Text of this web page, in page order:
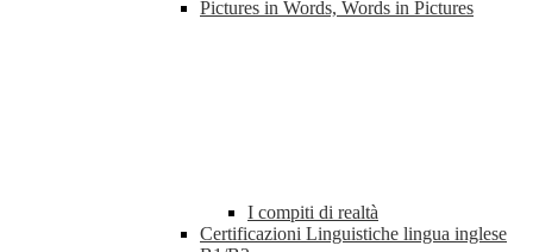
Pictures in Words, Words in Pictures
I compiti di realtà
Certificazioni Linguistiche lingua inglese